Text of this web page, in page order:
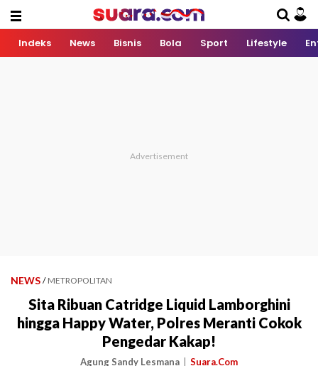
Indeks News Bisnis Bola Sport Lifestyle
NEWS / METROPOLITAN
Sita Ribuan Catridge Liquid Lamborghini
hingga Happy Water, Polres Meranti Cokok
Pengedar Kakap!
Agung Sandy Lesmana Suara.Com